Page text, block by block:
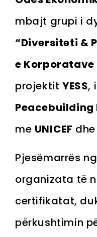
mbajt grupi i
“Diversiteti &
e Korporatave
projektit YESS,
Peacebuilding
me UNICEF dhe
Pjesëmarrës
organizata të
certifikatat,
përkushtimin